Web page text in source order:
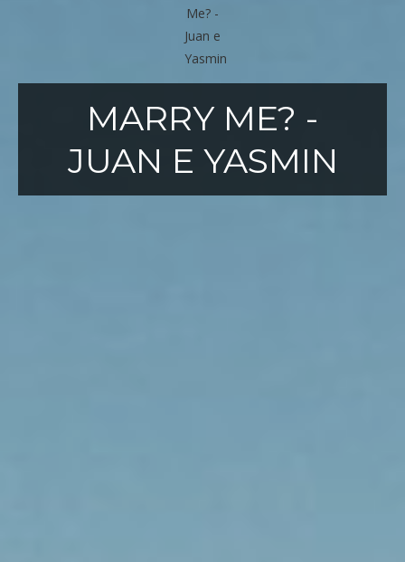
MARRY ME? -
JUAN E YASMIN